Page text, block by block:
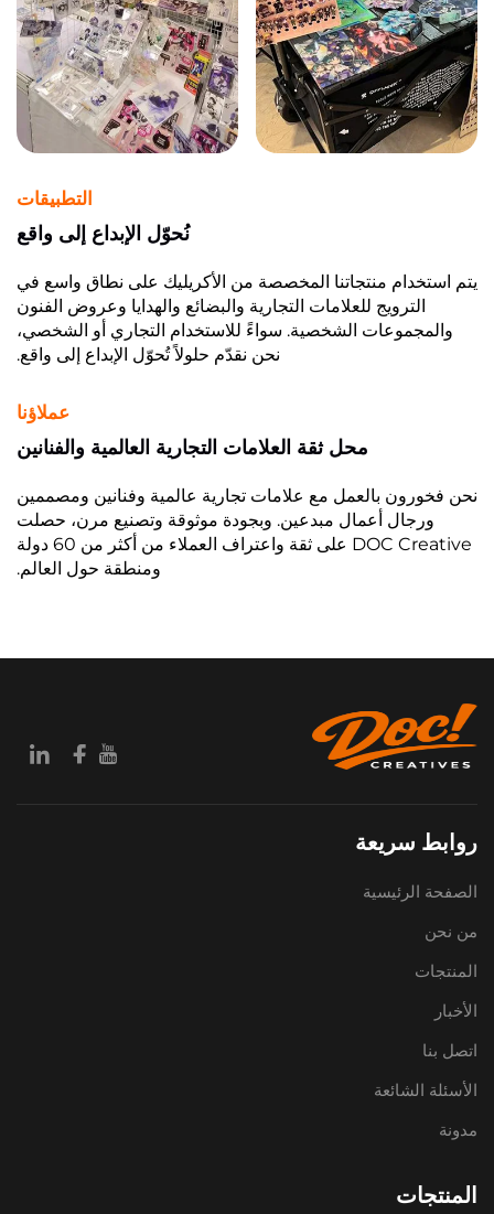
التطبيقات
نُحوّل الإبداع إلى واقع
يتم استخدام منتجاتنا المخصصة من الأكريليك على نطاق واسع في
الترويج للعلامات التجارية والبضائع والهدايا وعروض الفنون
والمجموعات الشخصية. سواءً للاستخدام التجاري أو الشخصي،
نحن نقدّم حلولاً تُحوّل الإبداع إلى واقع.
عملاؤنا
محل ثقة العلامات التجارية العالمية والفنانين
نحن فخورون بالعمل مع علامات تجارية عالمية وفنانين ومصممين
ورجال أعمال مبدعين. وبجودة موثوقة وتصنيع مرن، حصلت
DOC Creative على ثقة واعتراف العملاء من أكثر من 60 دولة
ومنطقة حول العالم.
روابط سريعة
الصفحة الرئيسية
من نحن
المنتجات
الأخبار
اتصل بنا
الأسئلة الشائعة
مدونة
المنتجات